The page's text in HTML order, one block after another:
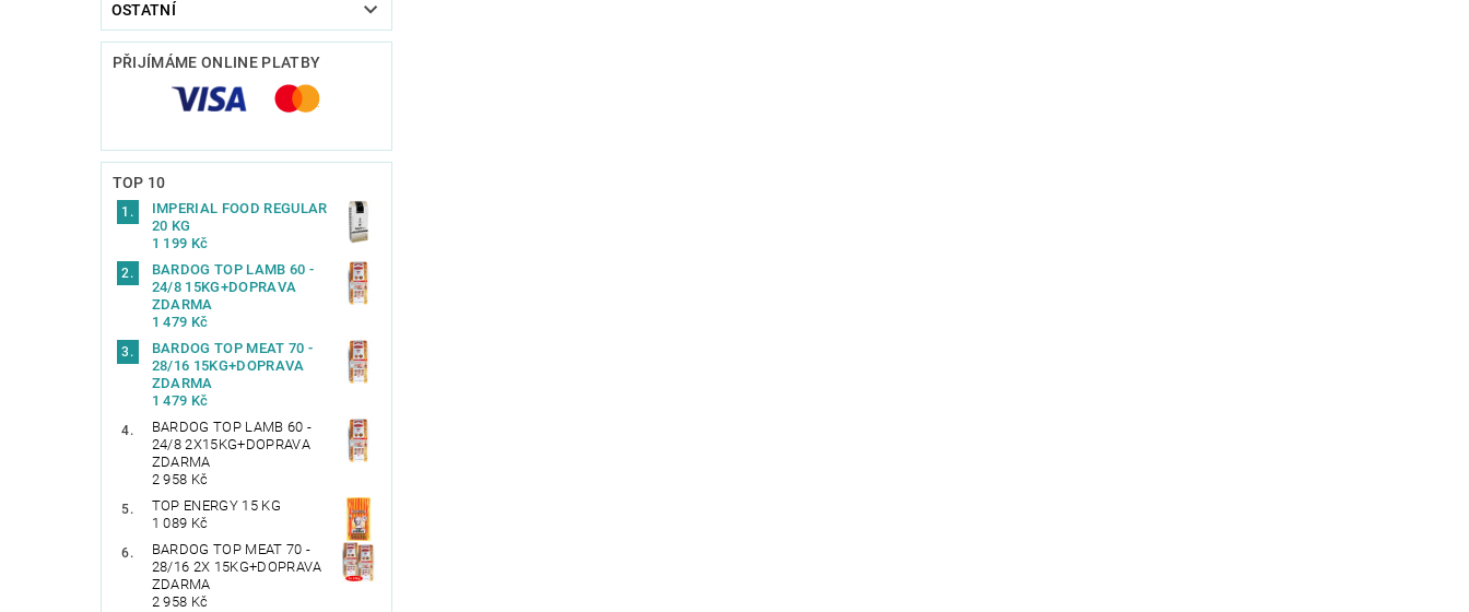
OSTATNÍ
PŘIJÍMÁME ONLINE PLATBY
TOP 10
IMPERIAL FOOD REGULAR
20 KG
1 199 Kč
BARDOG TOP LAMB 60 -
24/8 15KG+DOPRAVA
ZDARMA
1 479 Kč
BARDOG TOP MEAT 70 -
28/16 15KG+DOPRAVA
ZDARMA
1 479 Kč
BARDOG TOP LAMB 60 -
24/8 2X15KG+DOPRAVA
ZDARMA
2 958 Kč
TOP ENERGY 15 KG
1 089 Kč
BARDOG TOP MEAT 70 -
28/16 2X 15KG+DOPRAVA
ZDARMA
2 958 Kč